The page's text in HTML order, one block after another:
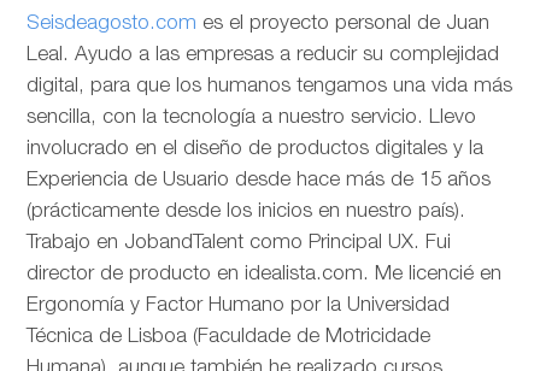
Seisdeagosto.com es el proyecto personal de Juan
Leal. Ayudo a las empresas a reducir su complejidad
digital, para que los humanos tengamos una vida más
sencilla, con la tecnología a nuestro servicio. Llevo
involucrado en el diseño de productos digitales y la
Experiencia de Usuario desde hace más de 15 años
(prácticamente desde los inicios en nuestro país).
Trabajo en JobandTalent como Principal UX. Fui
director de producto en idealista.com. Me licencié en
Ergonomía y Factor Humano por la Universidad
Técnica de Lisboa (Faculdade de Motricidade